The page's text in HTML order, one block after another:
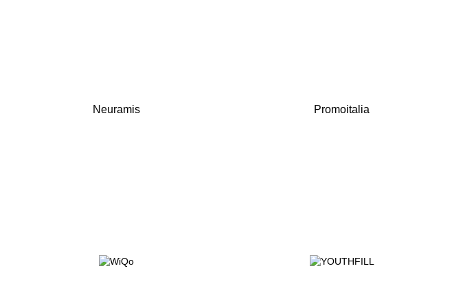
Neuramis Promoitalia